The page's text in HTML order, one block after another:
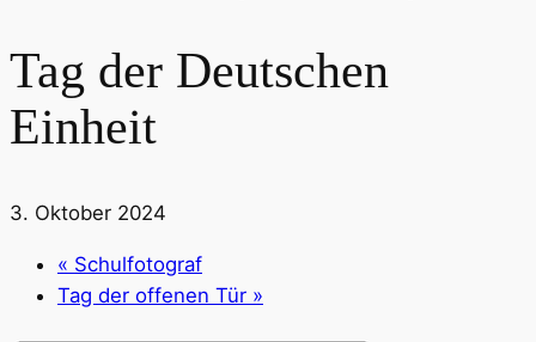
Tag der Deutschen
Einheit
3. Oktober 2024
« Schulfotograf
Tag der offenen Tür »